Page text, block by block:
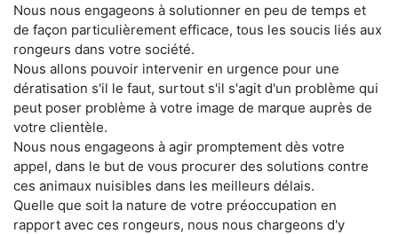
Nous nous engageons à solutionner en peu de temps et
de façon particulièrement efficace, tous les soucis liés aux
rongeurs dans votre société.
Nous allons pouvoir intervenir en urgence pour une
dératisation s'il le faut, surtout s'il s'agit d'un problème qui
peut poser problème à votre image de marque auprès de
votre clientèle.
Nous nous engageons à agir promptement dès votre
appel, dans le but de vous procurer des solutions contre
ces animaux nuisibles dans les meilleurs délais.
Quelle que soit la nature de votre préoccupation en
rapport avec ces rongeurs, nous nous chargeons d'y